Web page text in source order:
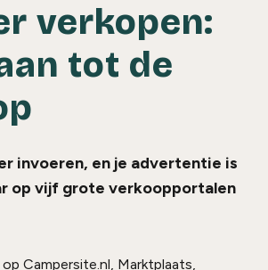
verkopen:
tot de
invoeren, en je advertentie is
op vijf grote verkoopportalen
Campersite.nl, Marktplaats,